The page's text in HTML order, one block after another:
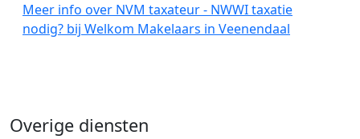
Meer info over NVM taxateur - NWWI taxatie
nodig? bij Welkom Makelaars in Veenendaal
Overige diensten